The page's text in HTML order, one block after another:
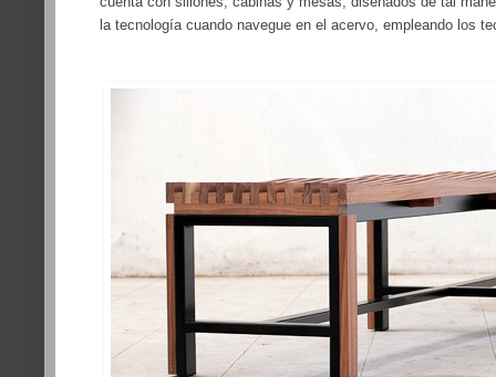
la tecnología cuando navegue en el acervo, empleando los